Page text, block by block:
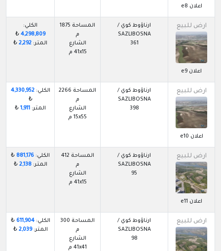
اعلان e8
ارض للبيع
اعلان e9
ارناؤوط كوي /
SAZLIBOSNA
361
المساحة 1875
م
الشارع
41x15 م
الكلي:
4,298,809
₺
المتر: 2,292
₺
ارض للبيع
اعلان e10
ارناؤوط كوي /
SAZLIBOSNA
398
المساحة 2266
م
الشارع
15x55 م
الكلي:4,330,952
₺
المتر: 1,911
₺
ارض للبيع
اعلان e11
ارناؤوط كوي /
SAZLIBOSNA
95
المساحة 412
م
الشارع
41x15 م
الكلي: 881,176
₺
المتر:2,138
₺
ارض للبيع
ارناؤوط كوي /
SAZLIBOSNA
98
المساحة 300
م
الشارع
41x41 م
الكلي:611,904
₺
المتر:2,039
₺